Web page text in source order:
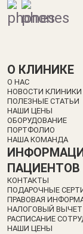
О КЛИНИКЕ
О НАС
НОВОСТИ КЛИНИКИ
ПОЛЕЗНЫЕ СТАТЬИ
НАШИ ЦЕНЫ
ОБОРУДОВАНИЕ
ПОРТФОЛИО
НАША КОМАНДА
ПАЦИЕНТОВ
КОНТАКТЫ
ПОДАРОЧНЫЕ
ПРАВОВАЯ
НАЛОГОВЫЙ ВЫЧЕТ
РАСПИСАНИЕ
НАШИ ЦЕНЫ